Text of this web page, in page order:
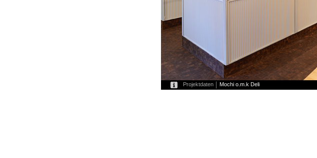
Projektdaten Mochi o.m.k Deli